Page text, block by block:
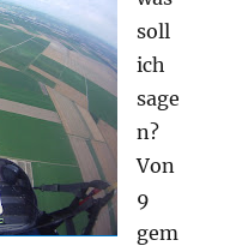
soll
ich
sage
n?
Von
9
gem